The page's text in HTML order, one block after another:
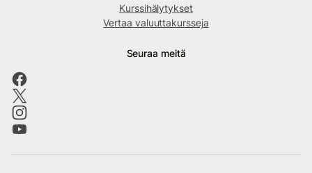
Kurssihälytykset
Vertaa valuuttakursseja
Seuraa meitä